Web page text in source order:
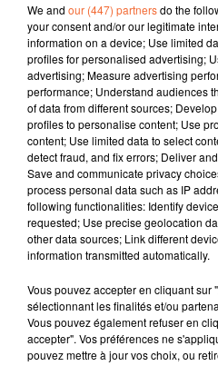
A L'ANTENNE
23h42
23h42
DEF LEPPARD
Kick
23h39
23h39
ZAHO DE
La
Éclairs
PODCASTS
We and our (447) partnersdo the
your consent and/or our legitimate
information on a device; Use limited
profiles for personalised advertising;
advertising; Measure advertising
performance; Understand audiences
of data from different sources;
profiles to personalise content; Use
content; Use limited data to select
detect fraud, and fix errors; Deliver
Save and communicate privacy
process personal data such as IP
following functionalities: Identify
requested; Use precise geolocation
other data sources; Link different
information transmitted automatically.
Vous pouvez accepter en cliquant sur
sélectionnant les finalités et/ou
Vous pouvez également refuser en
accepter". Vos préférences ne
pouvez mettre à jour vos choix, ou